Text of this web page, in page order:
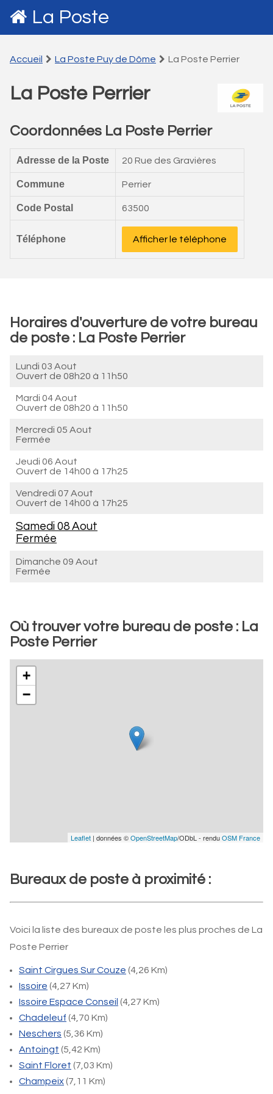
La Poste
Accueil La Poste Puy de Dôme La Poste Perrier
La Poste Perrier
Coordonnées La Poste Perrier
Adresse de la Poste 20 Rue des Gravières
Commune Perrier
Code Postal 63500
Téléphone Afficher le téléphone
Horaires d'ouverture de votre bureau
de poste : La Poste Perrier
Lundi 03 Aout
Ouvert de 08h20 à 11h50
Mardi 04 Aout
Ouvert de 08h20 à 11h50
Mercredi 05 Aout
Fermée
Jeudi 06 Aout
Ouvert de 14h00 à 17h25
Vendredi 07 Aout
Ouvert de 14h00 à 17h25
Samedi 08 Aout
Fermée
Dimanche 09 Aout
Fermée
Où trouver votre bureau de poste : La
Poste Perrier
+
−
Leaflet | données ©OpenStreetMap/ODbL - renduOSM France
Bureaux de poste à proximité :
Voici la liste des bureaux de poste les plus proches de La
Poste Perrier
Saint Cirgues Sur Couze (4,26 Km)
Issoire (4,27 Km)
Issoire Espace Conseil (4,27 Km)
Chadeleuf (4,70 Km)
Neschers (5,36 Km)
Antoingt (5,42 Km)
Saint Floret (7,03 Km)
Champeix(7,11 Km)